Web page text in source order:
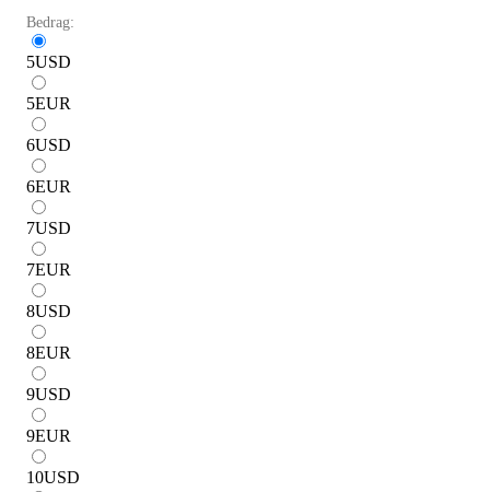
Bedrag:
5USD
5EUR
6USD
6EUR
7USD
7EUR
8USD
8EUR
9USD
9EUR
10USD